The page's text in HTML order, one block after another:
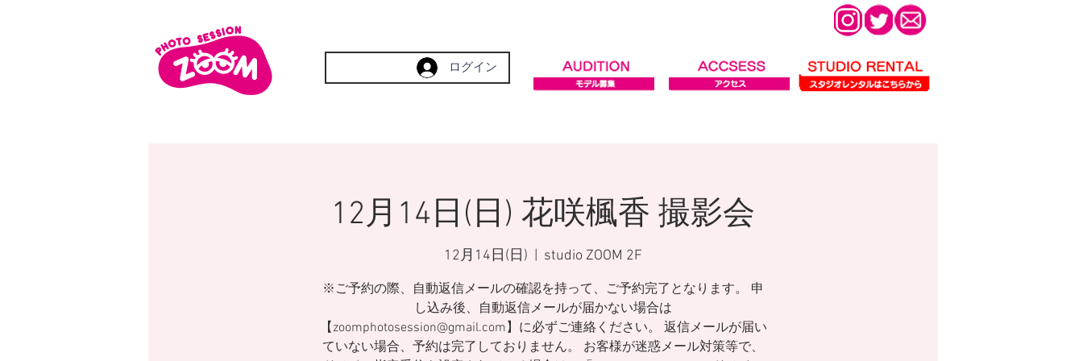
ログイン
12月14日(日) 花咲楓香 撮影会
12月14日(日) studio ZOOM 2F
※ご予約の際、自動返信メールの確認を持って、ご予約完了となります。 申
し込み後、自動返信メールが届かない場合は
【zoomphotosession@gmail.com】に必ずご連絡ください。 返信メールが届い
ていない場合、予約は完了しておりません。 お客様が迷惑メール対策等で、